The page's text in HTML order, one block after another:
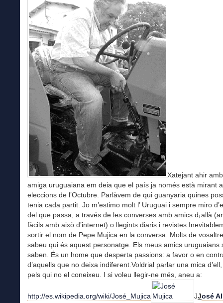
Xatejant ahir
amiga uruguaiana em deia que el país ja només està mirant
eleccions de l’Octubre. Parlàvem de qui guanyaria quines
tenia cada partit. Jo m’estimo molt l’ Uruguai i sempre miro
del que passa, a través de les converses amb amics d¡allà
fàcils amb això d’internet) o llegints diaris i
sortir el nom de Pepe Mujica en la conversa. Molts de
sabeu qui és aquest personatge. Els meus amics uruguaians
saben. És un home que desperta passions: a favor o en
d’aquells que no deixa indiferent.Voldrial parlar una mica
pels qui no el coneixeu. I si voleu llegir-ne més, aneu a:
http://es.wikipedia.org/wiki/José_Mujica JJosé